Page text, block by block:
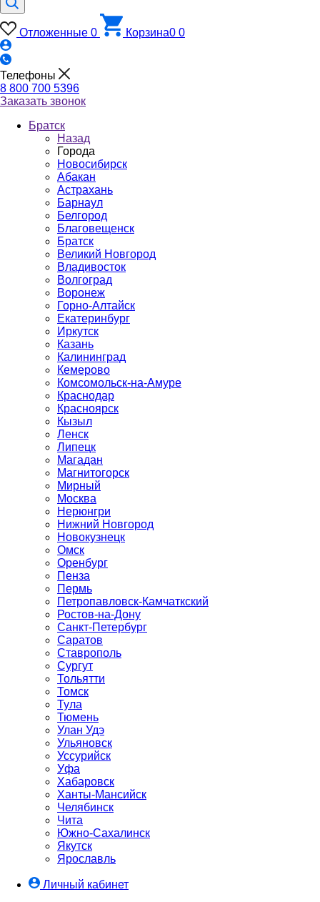
Отложенные 0 Корзина0 0
Телефоны
8 800 700 5396
Заказать звонок
Братск
Назад
Города
Новосибирск
Абакан
Астрахань
Барнаул
Белгород
Благовещенск
Братск
Великий Новгород
Владивосток
Волгоград
Воронеж
Горно-Алтайск
Екатеринбург
Иркутск
Казань
Калининград
Кемерово
Комсомольск-на-Амуре
Краснодар
Красноярск
Кызыл
Ленск
Липецк
Магадан
Магнитогорск
Мирный
Москва
Нерюнгри
Нижний Новгород
Новокузнецк
Омск
Оренбург
Пенза
Пермь
Петропавловск-Камчаткский
Ростов-на-Дону
Санкт-Петербург
Саратов
Ставрополь
Сургут
Тольятти
Томск
Тула
Тюмень
Улан Удэ
Ульяновск
Уссурийск
Уфа
Хабаровск
Ханты-Мансийск
Челябинск
Чита
Южно-Cахалинск
Якутск
Ярославль
Личный кабинет